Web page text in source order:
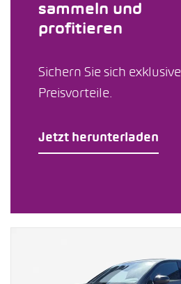
sammeln und
profitieren
Sichern Sie sich exklusive
Preisvorteile.
Jetzt herunterladen